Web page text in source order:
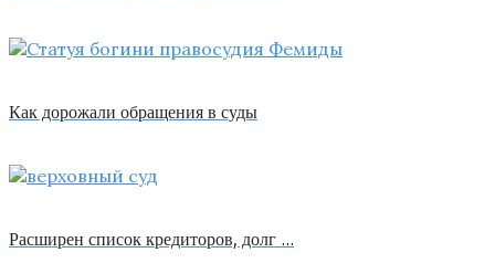
Как дорожали обращения в суды
Расширен список кредиторов, долг …